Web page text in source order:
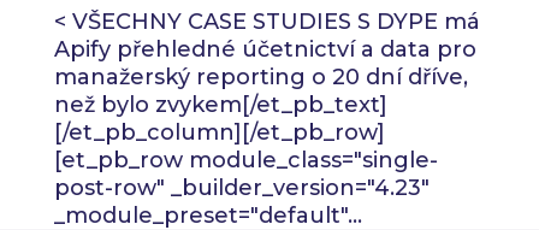
< VŠECHNY CASE STUDIES S DYPE má
Apify přehledné účetnictví a data pro
manažerský reporting o 20 dní dříve,
než bylo zvykem[/et_pb_text]
[/et_pb_column][/et_pb_row]
[et_pb_row module_class="single-
post-row" _builder_version="4.23"
_module_preset="default"...